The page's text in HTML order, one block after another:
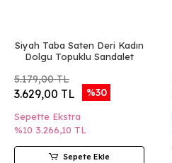
Siyah Taba Saten Deri Kadın
Dolgu Topuklu Sandalet
5.179,00 TL
3.629,00 TL %30
Sepette Ekstra
%10 3.266,10 TL
Sepete Ekle